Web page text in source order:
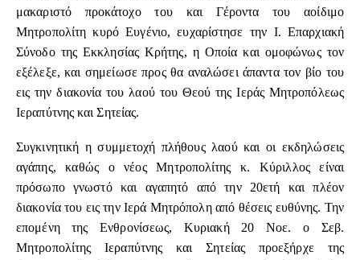
μακαριστό προκάτοχο του και Γέροντα του αοίδιμο
Μητροπολίτη κυρό Ευγένιο, ευχαρίστησε την Ι. Επαρχιακή
Σύνοδο της Εκκλησίας Κρήτης, η Οποία και ομοφώνως τον
εξέλεξε, και σημείωσε προς θα αναλώσει άπαντα τον βίο του
εις την διακονία του λαού του Θεού της Ιεράς Μητροπόλεως
Ιεραπύτνης και Σητείας.
Συγκινητική η συμμετοχή πλήθους λαού και οι εκδηλώσεις
αγάπης, καθώς ο νέος Μητροπολίτης κ. Κύριλλος είναι
πρόσωπο γνωστό και αγαπητό από την 20ετή και πλέον
διακονία του εις την Ιερά Μητρόπολη από θέσεις ευθύνης. Την
επομένη της Ενθρονίσεως, Κυριακή 20 Νοε. ο Σεβ.
Μητροπολίτης Ιεραπύτνης και Σητείας προεξήρχε της